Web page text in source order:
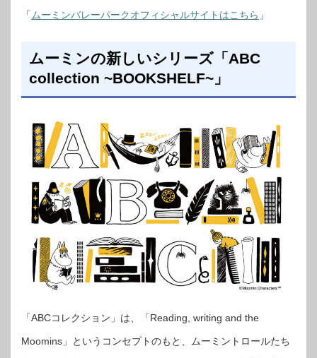
「 ムーミンバレーパークオフィシャルサイトはこちら 」
ムーミンの新しいシリーズ「ABC
collection ~BOOKSHELF~」
「ABCコレクション」は、「Reading, writing and the
Moomins」というコンセプトのもと、ムーミントロールたち